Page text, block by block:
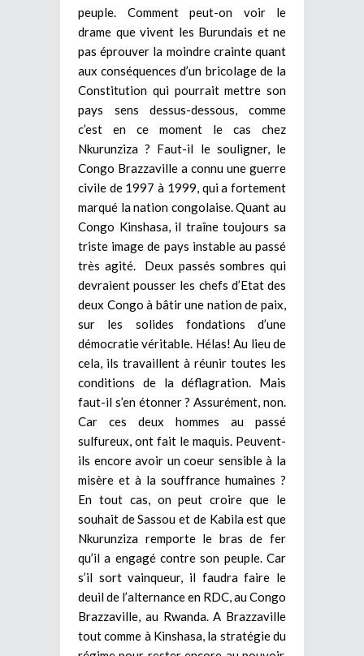
peuple. Comment peut-on voir le
drame que vivent les Burundais et ne
pas éprouver la moindre crainte quant
aux conséquences d’un bricolage de la
Constitution qui pourrait mettre son
pays sens dessus-dessous, comme
c’est en ce moment le cas chez
Nkurunziza ? Faut-il le souligner, le
Congo Brazzaville a connu une guerre
civile de 1997 à 1999, qui a fortement
marqué la nation congolaise. Quant au
Congo Kinshasa, il traîne toujours sa
triste image de pays instable au passé
très agité. Deux passés sombres qui
devraient pousser les chefs d’Etat des
deux Congo à bâtir une nation de paix,
sur les solides fondations d’une
démocratie véritable. Hélas! Au lieu de
cela, ils travaillent à réunir toutes les
conditions de la déflagration. Mais
faut-il s’en étonner ? Assurément, non.
Car ces deux hommes au passé
sulfureux, ont fait le maquis. Peuvent-
ils encore avoir un coeur sensible à la
misère et à la souffrance humaines ?
En tout cas, on peut croire que le
souhait de Sassou et de Kabila est que
Nkurunziza remporte le bras de fer
qu’il a engagé contre son peuple. Car
s’il sort vainqueur, il faudra faire le
deuil de l’alternance en RDC, au Congo
Brazzaville, au Rwanda. A Brazzaville
tout comme à Kinshasa, la stratégie du